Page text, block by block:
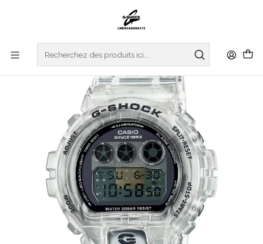
WATCHES
Série Clear Remix "40e anniversaire" DW-6940RX-7ER